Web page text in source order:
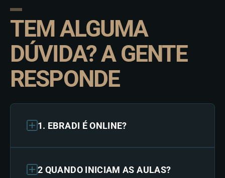
TEM ALGUMA
DÚVIDA? A GENTE
RESPONDE
1. EBRADI É ONLINE?
2 QUANDO INICIAM AS AULAS?